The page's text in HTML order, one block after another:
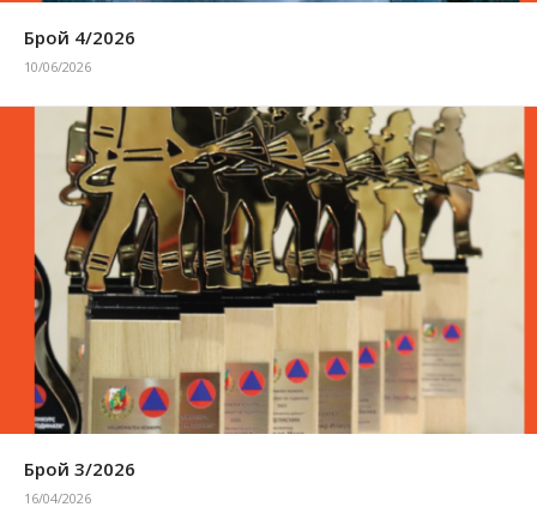
Брой 4/2026
10/06/2026
Брой 3/2026
16/04/2026